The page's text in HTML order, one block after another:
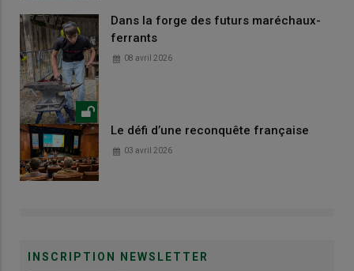
Dans la forge des futurs maréchaux-
ferrants
08 avril 2026
Le défi d’une reconquête française
03 avril 2026
INSCRIPTION NEWSLETTER